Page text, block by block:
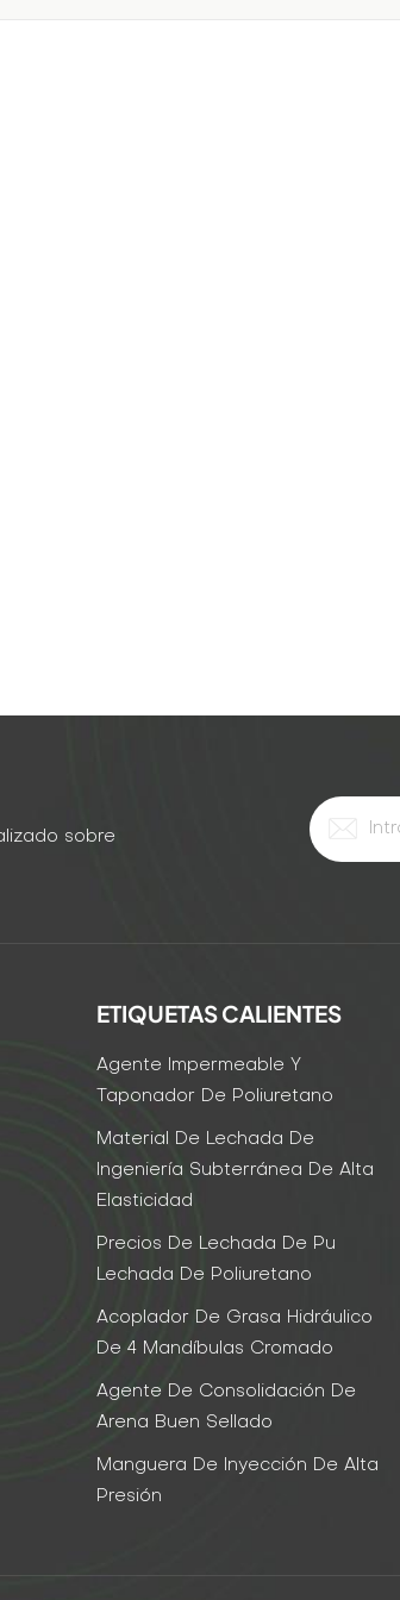
sobre
ETIQUETAS CALIENTES
Agente Impermeable Y
Taponador De Poliuretano
Material De Lechada De
Ingeniería Subterránea De Alta
Elasticidad
Precios De Lechada De Pu
Lechada De Poliuretano
Acoplador De Grasa Hidráulico
De 4 Mandíbulas Cromado
Agente De Consolidación De
Arena Buen Sellado
Manguera De Inyección De Alta
Presión